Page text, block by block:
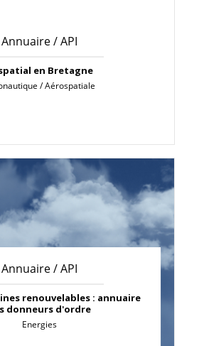
Annuaire / API
en Bretagne
/ Aérospatiale
Annuaire / API
renouvelables : annuaire
donneurs d'ordre
Energies